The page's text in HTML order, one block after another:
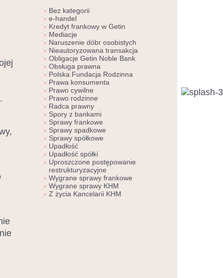
Bez kategorii
e-handel
Kredyt frankowy w Getin
Mediacje
Naruszenie dóbr osobistych
Nieautoryzowana transakcja
Obligacje Getin Noble Bank
Obsługa prawna
Polska Fundacja Rodzinna
Prawa konsumenta
Prawo cywilne
Prawo rodzinne
Radca prawny
Spory z bankami
Sprawy frankowe
Sprawy spadkowe
Sprawy spółkowe
Upadłość
Upadłość spółki
Uproszczone postępowanie
restrukturyzacyjne
Wygrane sprawy frankowe
Wygrane sprawy KHM
Z życia Kancelarii KHM